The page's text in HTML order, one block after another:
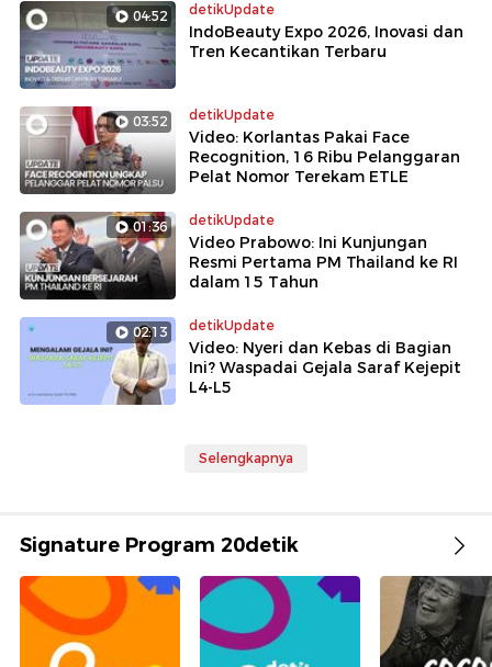
04:52 detikUpdate
IndoBeauty Expo 2026, Inovasi dan
Tren Kecantikan Terbaru
03:52 detikUpdate
Video: Korlantas Pakai Face
Recognition, 16 Ribu Pelanggaran
Pelat Nomor Terekam ETLE
01:36 detikUpdate
Video Prabowo: Ini Kunjungan
Resmi Pertama PM Thailand ke RI
dalam 15 Tahun
02:13 detikUpdate
Video: Nyeri dan Kebas di Bagian
Ini? Waspadai Gejala Saraf Kejepit
L4-L5
Selengkapnya
Signature Program 20detik